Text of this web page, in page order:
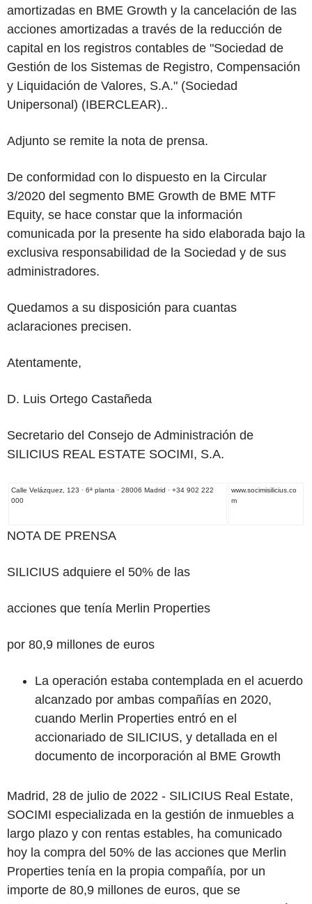
amortizadas en BME Growth y la cancelación de las
acciones amortizadas a través de la reducción de
capital en los registros contables de "Sociedad de
Gestión de los Sistemas de Registro, Compensación
y Liquidación de Valores, S.A." (Sociedad
Unipersonal) (IBERCLEAR)..
Adjunto se remite la nota de prensa.
De conformidad con lo dispuesto en la Circular
3/2020 del segmento BME Growth de BME MTF
Equity, se hace constar que la información
comunicada por la presente ha sido elaborada bajo la
exclusiva responsabilidad de la Sociedad y de sus
administradores.
Quedamos a su disposición para cuantas
aclaraciones precisen.
Atentamente,
D. Luis Ortego Castañeda
Secretario del Consejo de Administración de
SILICIUS REAL ESTATE SOCIMI, S.A.
Calle Velázquez, 123 · 6ª planta · 28006 Madrid · +34 902 222
000
www.socimisilicius.co
m
NOTA DE PRENSA
SILICIUS adquiere el 50% de las
acciones que tenía Merlin Properties
por 80,9 millones de euros
La operación estaba contemplada en el acuerdo
alcanzado por ambas compañías en 2020,
cuando Merlin Properties entró en el
accionariado de SILICIUS, y detallada en el
documento de incorporación al BME Growth
Madrid, 28 de julio de 2022 - SILICIUS Real Estate,
SOCIMI especializada en la gestión de inmuebles a
largo plazo y con rentas estables, ha comunicado
hoy la compra del 50% de las acciones que Merlin
Properties tenía en la propia compañía, por un
importe de 80,9 millones de euros, que se